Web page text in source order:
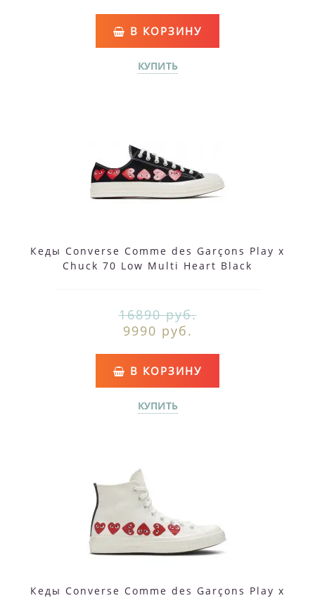
В КОРЗИНУ
КУПИТЬ
Кеды Converse Comme des Garçons Play x
Chuck 70 Low Multi Heart Black
16890 руб.
9990 руб.
В КОРЗИНУ
КУПИТЬ
Кеды Converse Comme des Garçons Play x